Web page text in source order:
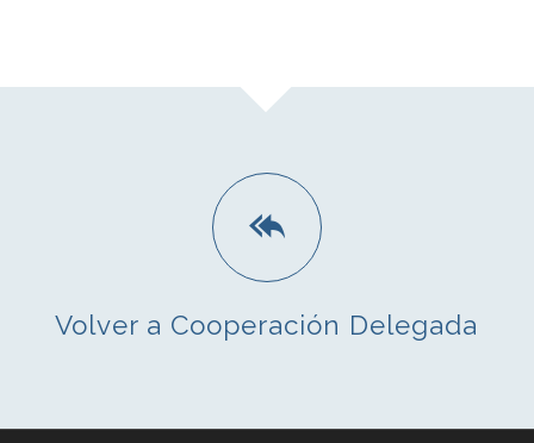
Volver a Cooperación Delegada